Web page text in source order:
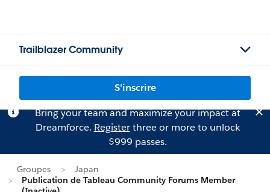
Trailblazer Community
S'inscrire
Bring your team and maximize your impact at
Dreamforce. Registerthree or more to unlock
$999 passes.
Groupes
Japan
Publication de Tableau Community Forums Member